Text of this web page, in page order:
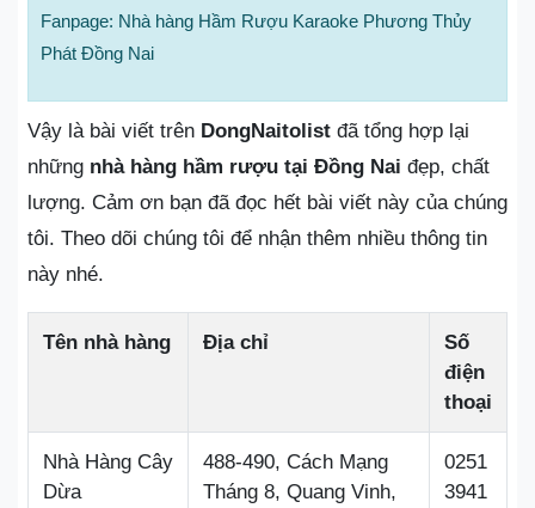
Fanpage: Nhà hàng Hầm Rượu Karaoke Phương Thủy
Phát Đồng Nai
Vậy là bài viết trên DongNaitolist đã tổng hợp lại
những nhà hàng hầm rượu tại Đồng Nai đẹp, chất
lượng. Cảm ơn bạn đã đọc hết bài viết này của chúng
tôi. Theo dõi chúng tôi để nhận thêm nhiều thông tin
này nhé.
Tên nhà hàng Địa chỉ
Số
điện
thoại
Nhà Hàng Cây
Dừa
488-490, Cách Mạng
Tháng 8, Quang Vinh,
0251
3941